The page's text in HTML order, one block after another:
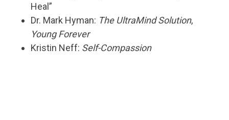
Heal”
Dr. Mark Hyman: The UltraMind Solution,
Young Forever
Kristin Neff: Self-Compassion